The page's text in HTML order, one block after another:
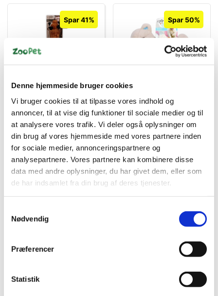
Denne hjemmeside bruger cookies
Vi bruger cookies til at tilpasse vores indhold og
annoncer, til at vise dig funktioner til sociale medier og til
at analysere vores trafik. Vi deler også oplysninger om
din brug af vores hjemmeside med vores partnere inden
for sociale medier, annonceringspartnere og
analysepartnere. Vores partnere kan kombinere disse
data med andre oplysninger, du har givet dem, eller som
de har indsamlet fra din brug af deres tjenester.
Nødvendig
Præferencer
Statistik
Spar 41%
85004030
Ræv L
Standard salgspris DKK
99,95
DKK 59,00
Køb nu
På lager
Spar 50%
85004221
Warm bear med pose til
microovn
Standard salgspris DKK
149,95
DKK 75,00
Køb nu
På lager
Specifikationer